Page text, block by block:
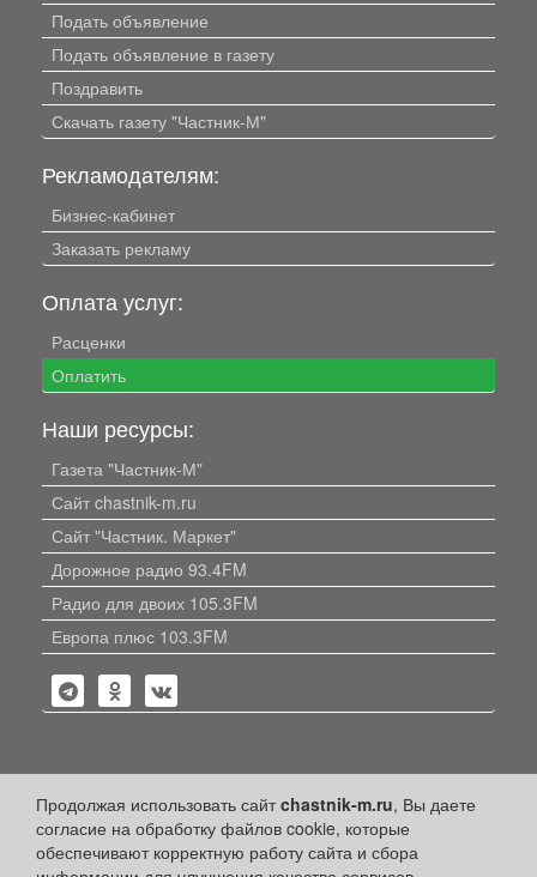
Продолжая использовать сайтchastnik-m.ru, Вы даете
согласие на обработку файлов cookie, которые
обеспечивают корректную работу сайта и сбора
Подать объявление
Подать объявление в газету
Поздравить
Скачать газету "Частник-М"
Рекламодателям:
Бизнес-кабинет
Заказать рекламу
Оплата услуг:
Расценки
Оплатить
Наши ресурсы:
Газета "Частник-М"
Сайт chastnik-m.ru
Сайт "Частник. Маркет"
Дорожное радио 93.4FM
Радио для двоих 105.3FM
Европа плюс 103.3FM
Политика конфиденциальности
Публикации с пометкой «Реклама», «На правах рекламы»,
«Партнёрский проект» оплачены рекламодателем.